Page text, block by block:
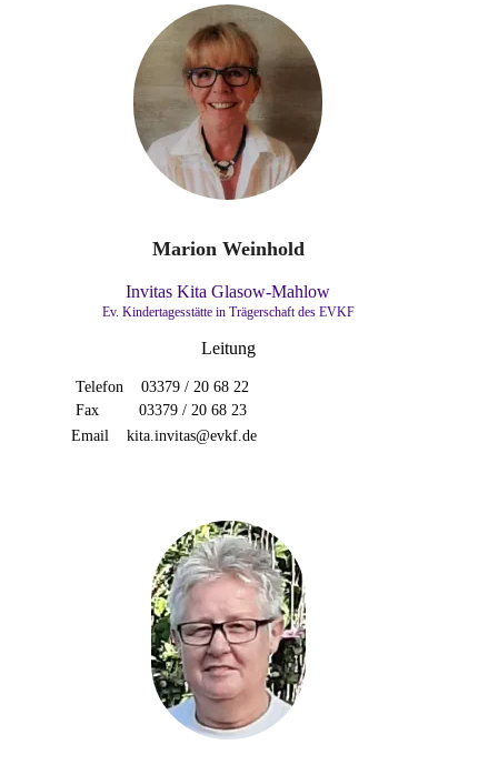
Marion Weinhold
Invitas Kita Glasow-Mahlow
Ev. Kindertagesstätte in Trägerschaft des EVKF
Leitung
Telefon 03379 / 20 68 22
Fax 03379 / 20 68 23
Email kita.invitas@evkf.de